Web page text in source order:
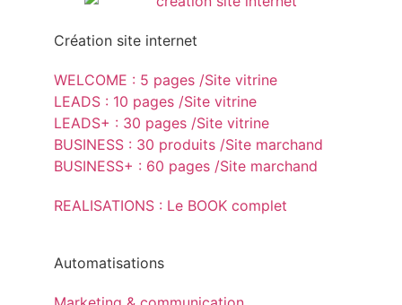
Création site internet
WELCOME : 5 pages /Site vitrine
LEADS : 10 pages /Site vitrine
LEADS+ : 30 pages /Site vitrine
BUSINESS : 30 produits /Site marchand
BUSINESS+ : 60 pages /Site marchand
REALISATIONS : Le BOOK complet
Automatisations